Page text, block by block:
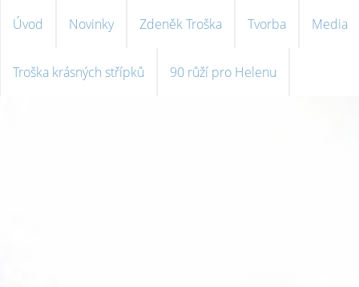
Úvod Novinky Zdeněk Troška Tvorba Media
Troška krásných střípků 90 růží pro Helenu